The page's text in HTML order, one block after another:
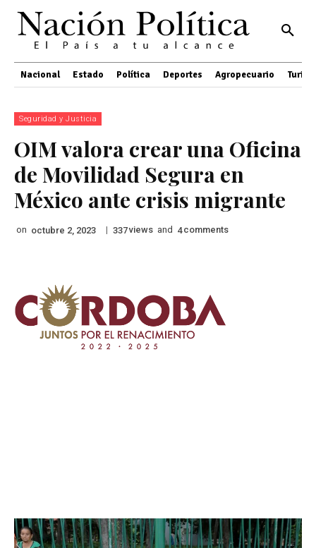
Nacional Estado Política Deportes Agropecuario
Seguridad y Justicia
OIM valora crear una Oficina
de Movilidad Segura en
México ante crisis migrante
on octubre 2, 2023 | 337views and 4 comments